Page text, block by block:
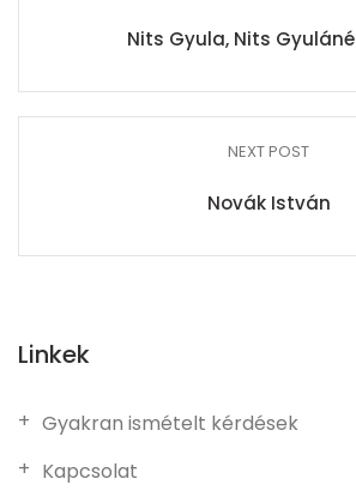
Nits Gyula, Nits
NEXT POST
Novák István
Linkek
Gyakran ismételt kérdések
Kapcsolat